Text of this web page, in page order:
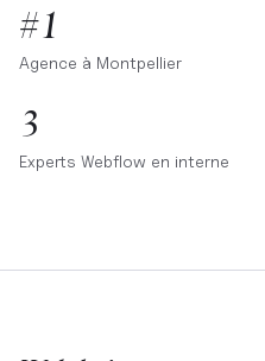
#1
Agence à Montpellier
3
Experts Webflow en interne